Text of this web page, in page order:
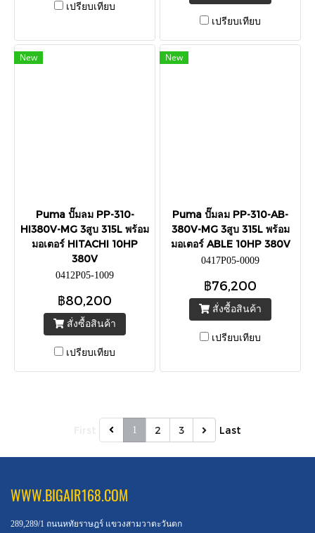
เปรียบเทียบ
เปรียบเทียบ
New
Puma ปั๊มลม PP-310-
HI380V-MG 3สูบ 315L พร้อม
มอเตอร์ HITACHI 10HP
380V
0412P05-1009
฿80,200
สั่งซื้อสินค้า
เปรียบเทียบ
New
Puma ปั๊มลม PP-310-AB-
380V-MG 3สูบ 315L พร้อม
มอเตอร์ ABLE 10HP 380V
0417P05-0009
฿76,200
สั่งซื้อสินค้า
เปรียบเทียบ
1 2 3 Last
WWW.BIGAIR168.COM
289,289/1 ถนนหทัยราษฎร์ แขวงสามวาตะวันตก